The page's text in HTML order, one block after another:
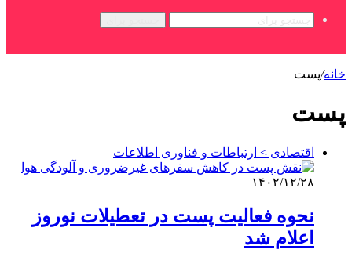
خانه/پست
پست
اقتصادی > ارتباطات و فناوری اطلاعات
۱۴۰۲/۱۲/۲۸
نحوه فعالیت پست در تعطیلات نوروز
اعلام شد